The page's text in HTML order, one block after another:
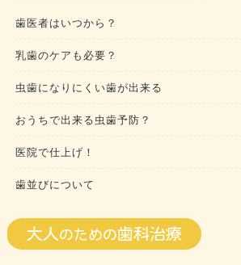
歯医者はいつから？
乳歯のケアも必要？
虫歯になりにくい歯が出来る
おうちで出来る虫歯予防？
医院で仕上げ！
歯並びについて